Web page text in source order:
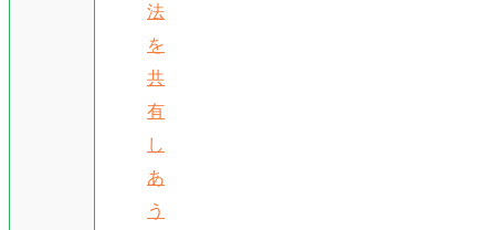
法
を
共
有
し
あ
う